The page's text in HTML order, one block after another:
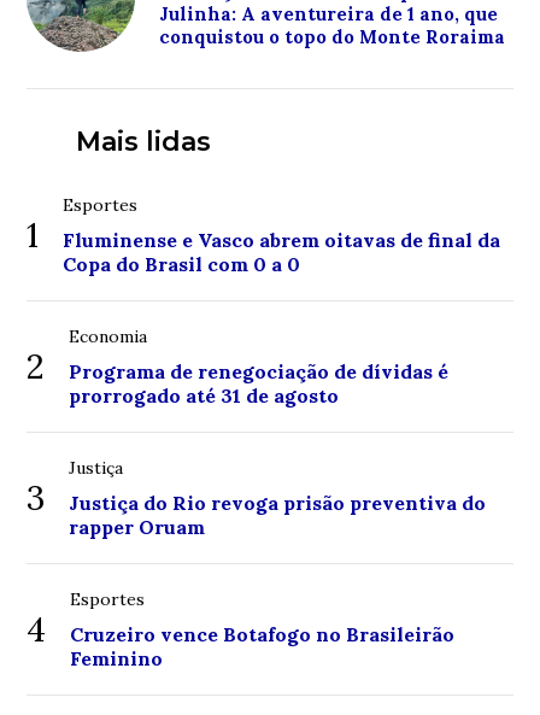
Julinha: A aventureira de 1 ano, que
conquistou o topo do Monte Roraima
Mais lidas
1
Esportes
Fluminense e Vasco abrem oitavas de final da
Copa do Brasil com 0 a 0
2
Economia
Programa de renegociação de dívidas é
prorrogado até 31 de agosto
3
Justiça
Justiça do Rio revoga prisão preventiva do
rapper Oruam
4
Esportes
Cruzeiro vence Botafogo no Brasileirão
Feminino